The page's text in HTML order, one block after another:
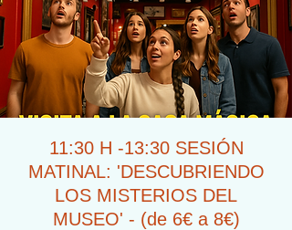
11:30 H -13:30 SESIÓN
MATINAL: 'DESCUBRIENDO
LOS MISTERIOS DEL
MUSEO' - (de 6€ a 8€)